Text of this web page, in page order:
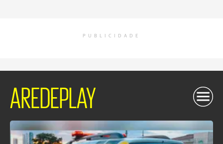
PUBLICIDADE
AREDEPLAY